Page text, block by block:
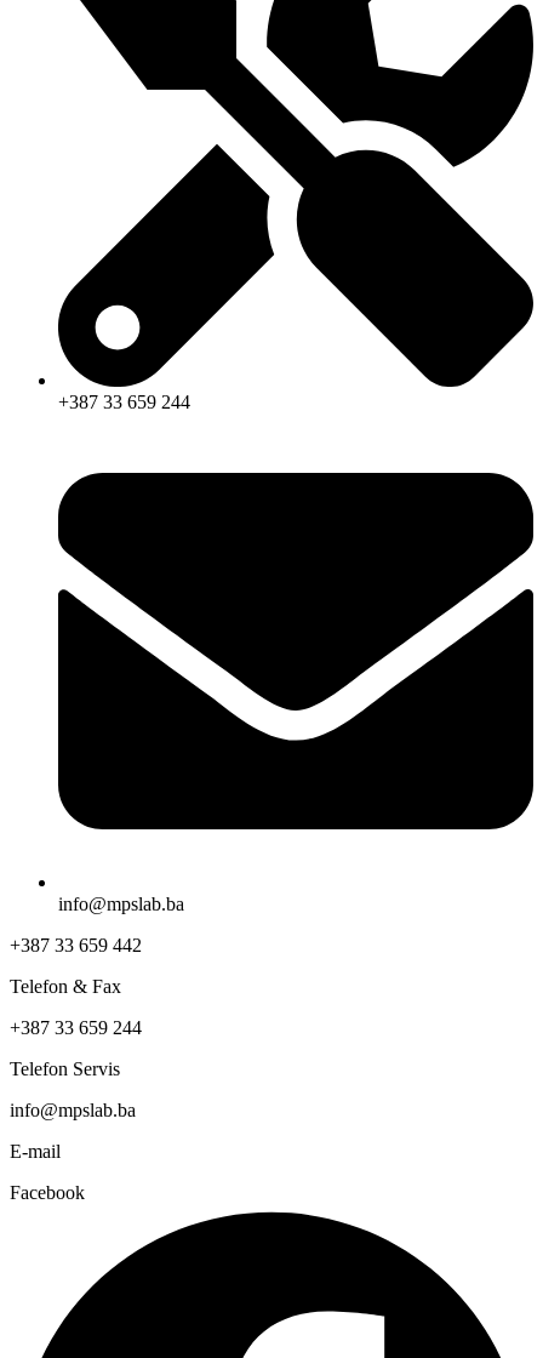
+387 33 659 244
info@mpslab.ba
+387 33 659 442
Telefon & Fax
+387 33 659 244
Telefon Servis
info@mpslab.ba
E-mail
Facebook